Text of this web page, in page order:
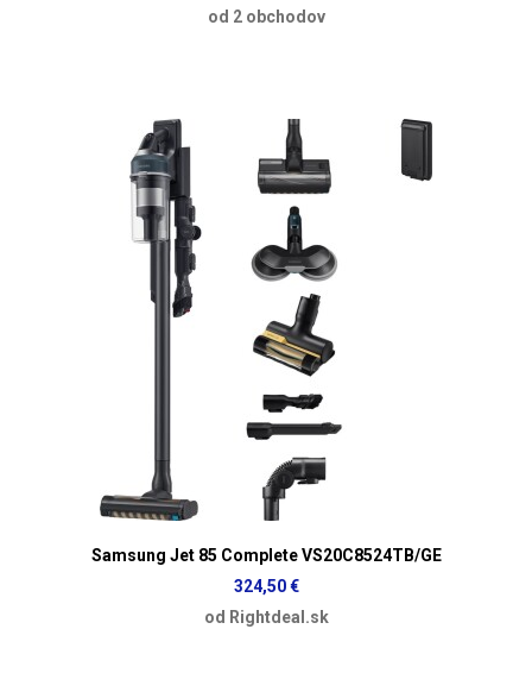
od 2 obchodov
Samsung Jet 85 Complete VS20C8524TB/GE
324,50 €
od Rightdeal.sk